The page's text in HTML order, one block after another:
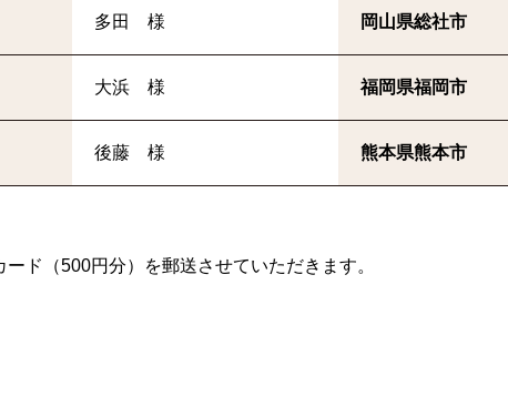
多田 様 岡山県総社市
大浜 様 福岡県福岡市
後藤 様 熊本県熊本市
ド（500円分）を郵送させていただきます。